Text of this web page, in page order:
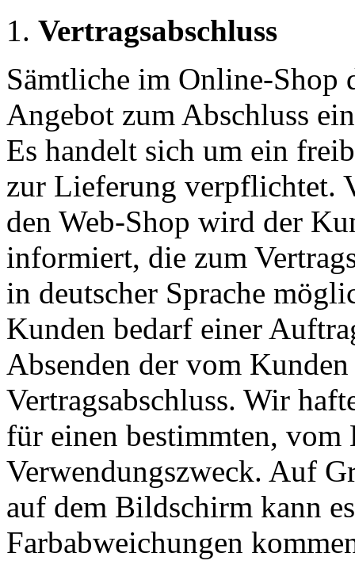
Vertragsabschluss
Sämtliche im Online-Shop
Angebot zum Abschluss
Es handelt sich um ein
zur Lieferung verpflichtet.
den Web-Shop wird der
informiert, die zum
in deutscher Sprache
Kunden bedarf einer
Absenden der vom
Vertragsabschluss. Wir
für einen bestimmten, vom
Verwendungszweck. Auf
auf dem Bildschirm kann
Farbabweichungen